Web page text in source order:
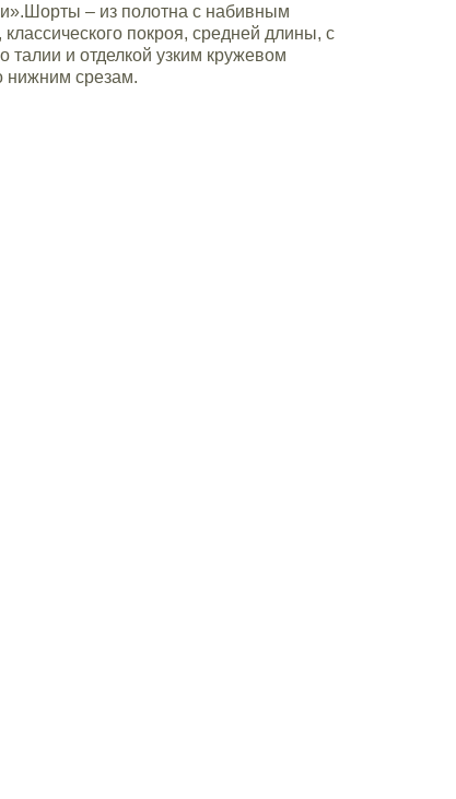
– из полотна с набивным
покроя, средней длины, с
талии и отделкой узким кружевом
нижним срезам.